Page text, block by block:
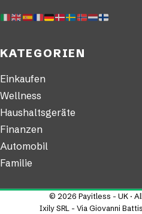
KATEGORIEN
Einkaufen
Wellness
Haushaltsgeräte
Finanzen
Automobil
Familie
© 2026 Payitless - UK ·
Ixily SRL - Via Giovanni